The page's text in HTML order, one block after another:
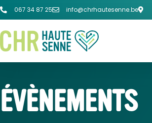
067 34 87 25 info@chrhautesenne.be
ÉVÈNEMENTS